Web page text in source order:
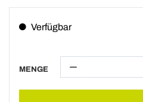
Verfügbar
MENGE